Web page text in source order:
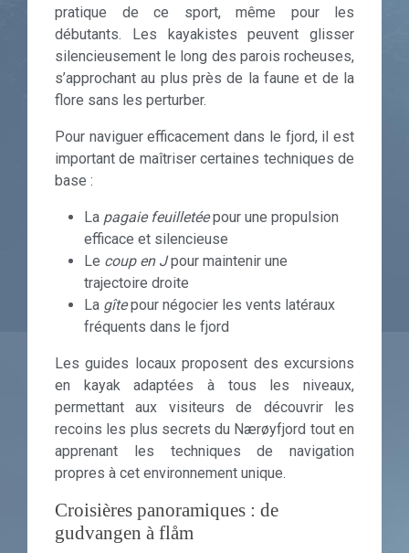
pratique de ce sport, même pour les
débutants. Les kayakistes peuvent glisser
silencieusement le long des parois rocheuses,
s’approchant au plus près de la faune et de la
flore sans les perturber.
Pour naviguer efficacement dans le fjord, il est
important de maîtriser certaines techniques de
base :
La pagaie feuilletéepour une propulsion
efficace et silencieuse
Le coup en Jpour maintenir une
trajectoire droite
La gîtepour négocier les vents latéraux
fréquents dans le fjord
Les guides locaux proposent des excursions
en kayak adaptées à tous les niveaux,
permettant aux visiteurs de découvrir les
recoins les plus secrets du Nærøyfjord tout en
apprenant les techniques de navigation
propres à cet environnement unique.
Croisières panoramiques : de
gudvangen à flåm